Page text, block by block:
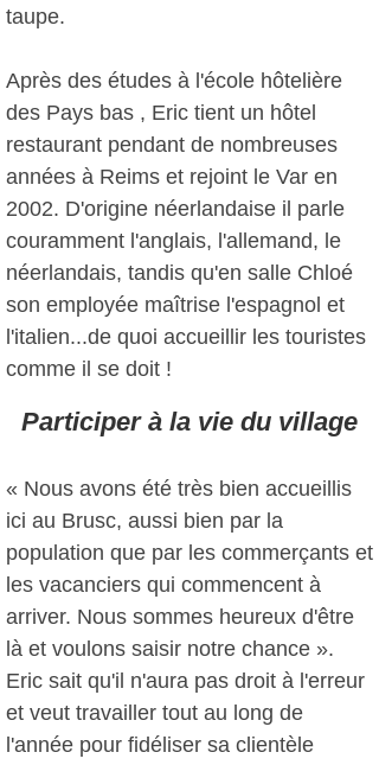
taupe.
Après des études à l'école hôtelière
des Pays bas , Eric tient un hôtel
restaurant pendant de nombreuses
années à Reims et rejoint le Var en
2002. D'origine néerlandaise il parle
couramment l'anglais, l'allemand, le
néerlandais, tandis qu'en salle Chloé
son employée maîtrise l'espagnol et
l'italien...de quoi accueillir les touristes
comme il se doit !
Participer à la vie du village
« Nous avons été très bien accueillis
ici au Brusc, aussi bien par la
population que par les commerçants et
les vacanciers qui commencent à
arriver. Nous sommes heureux d'être
là et voulons saisir notre chance ».
Eric sait qu'il n'aura pas droit à l'erreur
et veut travailler tout au long de
l'année pour fidéliser sa clientèle